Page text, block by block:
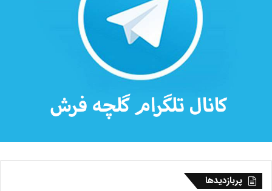
پربازدیدها